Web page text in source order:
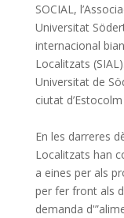
SOCIAL,
Universitat
internacional
Localitzats (SIAL).
Universitat de
ciutat
En les darreres
Localitzats han
a eines per als
per fer front als
demanda